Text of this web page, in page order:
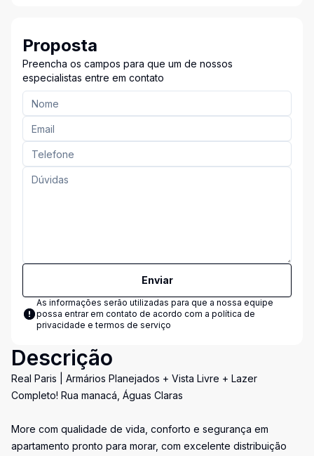
Proposta
Preencha os campos para que um de nossos
especialistas entre em contato
Enviar
As informações serão utilizadas para que a nossa equipe
possa entrar em contato de acordo com a política de
privacidade e termos de serviço
Descrição
Real Paris | Armários Planejados + Vista Livre + Lazer
Completo! Rua manacá, Águas Claras
More com qualidade de vida, conforto e segurança em
apartamento pronto para morar, com excelente distribuição